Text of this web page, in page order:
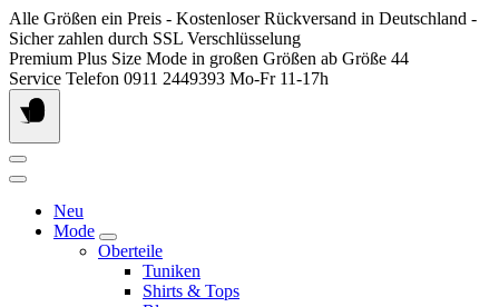
Springen
Sie
zum
Inhalt
Alle Größen ein Preis - Kostenloser Rückversand in Deutschland -
Sicher zahlen durch SSL Verschlüsselung
Premium Plus Size Mode in großen Größen ab Größe 44
Service Telefon 0911 2449393 Mo-Fr 11-17h
Neu
Mode
Oberteile
Tuniken
Shirts & Tops